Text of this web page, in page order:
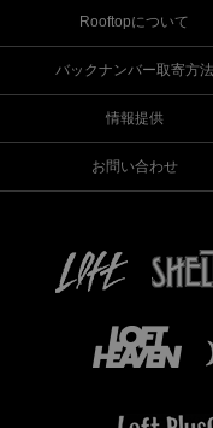
Rooftopについて
バックナンバー取寄方法
情報提供
お問い合わせ